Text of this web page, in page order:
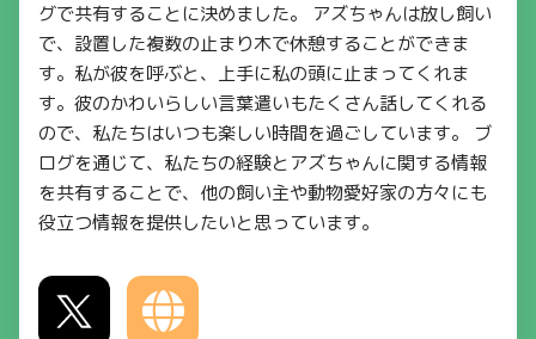
グで共有することに決めました。 アズちゃんは放し飼い
で、設置した複数の止まり木で休憩することができま
す。私が彼を呼ぶと、上手に私の頭に止まってくれま
す。彼のかわいらしい言葉遣いもたくさん話してくれる
ので、私たちはいつも楽しい時間を過ごしています。 ブ
ログを通じて、私たちの経験とアズちゃんに関する情報
を共有することで、他の飼い主や動物愛好家の方々にも
役立つ情報を提供したいと思っています。